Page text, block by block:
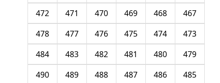
467
468
469
470
471
472
473
474
475
476
477
478
479
480
481
482
483
484
485
486
487
488
489
490